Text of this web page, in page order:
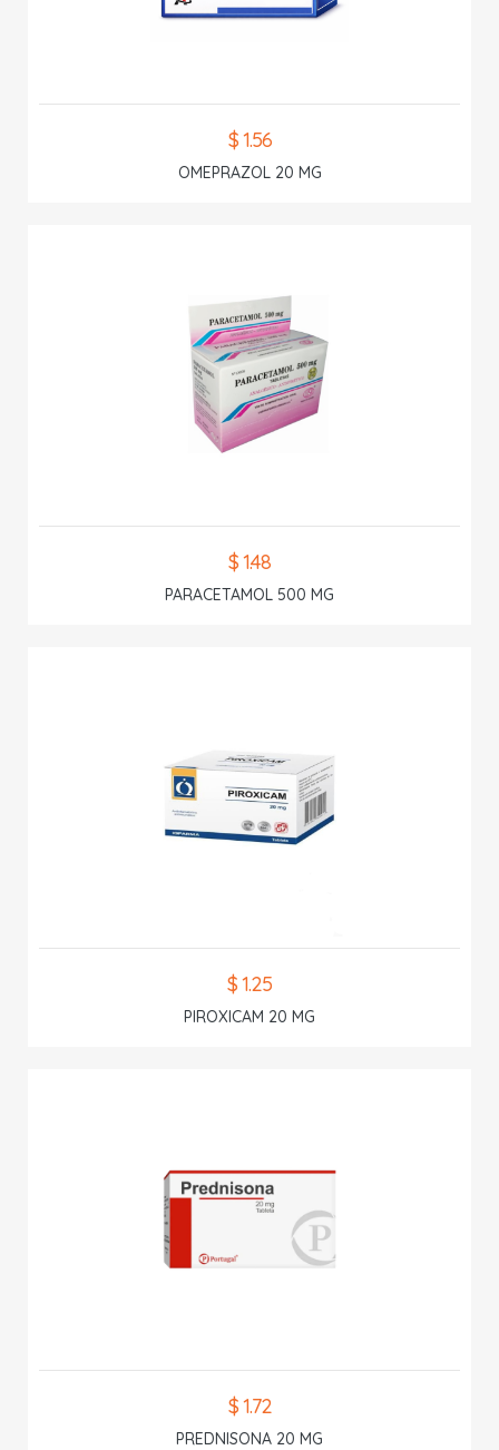
$ 1.56
OMEPRAZOL 20 MG
$ 1.48
PARACETAMOL 500 MG
$ 1.25
PIROXICAM 20 MG
$ 1.72
PREDNISONA 20 MG